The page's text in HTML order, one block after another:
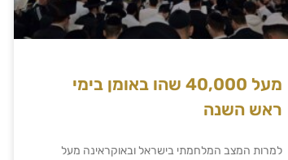
מעל 40,000 שהו באומן בימי
ראש השנה
למרות המצב המלחמתי בישראל ובאוקראינה מעל